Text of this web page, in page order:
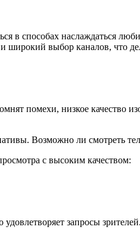
в способах наслаждаться
выбор каналов, что
помехи, низкое качество
Возможно ли смотреть
с высоким качеством:
запросы зрителей.